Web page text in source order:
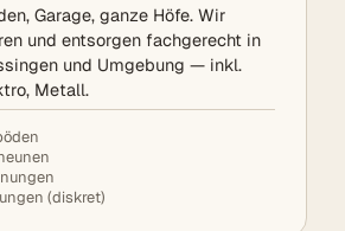
Garage, ganze Höfe. Wir
und entsorgen fachgerecht in
und Umgebung — inkl.
Metall.
(diskret)